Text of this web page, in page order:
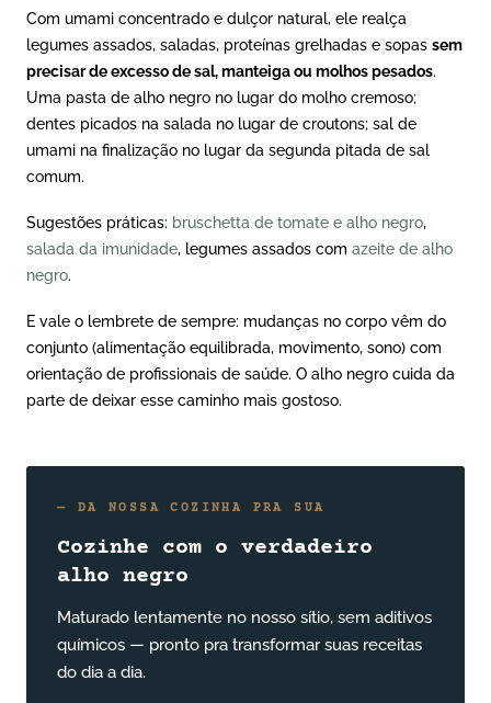
Com umami concentrado e dulçor natural, ele realça
legumes assados, saladas, proteínas grelhadas e sopas sem
precisar de excesso de sal, manteiga ou molhos pesados.
Uma pasta de alho negro no lugar do molho cremoso;
dentes picados na salada no lugar de croutons; sal de
umami na finalização no lugar da segunda pitada de sal
comum.
Sugestões práticas: bruschetta de tomate e alho negro,
salada da imunidade, legumes assados com azeite de alho
negro.
E vale o lembrete de sempre: mudanças no corpo vêm do
conjunto (alimentação equilibrada, movimento, sono) com
orientação de profissionais de saúde. O alho negro cuida da
parte de deixar esse caminho mais gostoso.
— DA NOSSA COZINHA PRA SUA
Cozinhe com o verdadeiro
alho negro
Maturado lentamente no nosso sítio, sem aditivos
químicos — pronto pra transformar suas receitas
do dia a dia.